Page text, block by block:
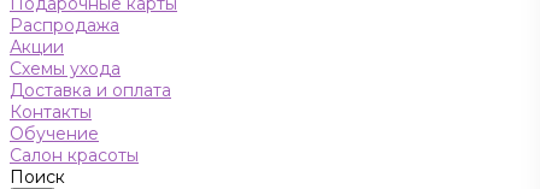
Распродажа
Акции
Схемы ухода
Доставка и оплата
Контакты
Обучение
Салон красоты
Поиск